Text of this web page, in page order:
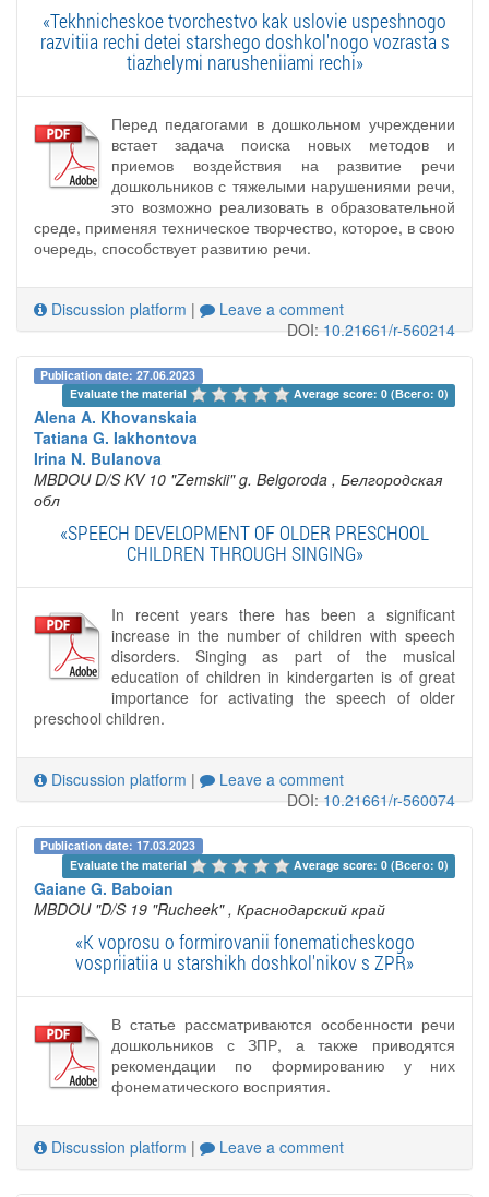
«Tekhnicheskoe tvorchestvo kak uslovie uspeshnogo
razvitiia rechi detei starshego doshkol'nogo vozrasta s
tiazhelymi narusheniiami rechi»
Перед педагогами в дошкольном учреждении
встает задача поиска новых методов и
приемов воздействия на развитие речи
дошкольников с тяжелыми нарушениями речи,
это возможно реализовать в образовательной
среде, применяя техническое творчество, которое, в свою
очередь, способствует развитию речи.
Discussion platform |
Leave a comment
DOI:10.21661/r-560214
Publication date: 27.06.2023
Evaluate the material
Average score: 0 (Всего: 0)
Alena A. Khovanskaia
Tatiana G. Iakhontova
Irina N. Bulanova
MBDOU D/S KV 10 "Zemskii" g. Belgoroda , Белгородская
обл
«SPEECH DEVELOPMENT OF OLDER PRESCHOOL
CHILDREN THROUGH SINGING»
In recent years there has been a significant
increase in the number of children with speech
disorders. Singing as part of the musical
education of children in kindergarten is of great
importance for activating the speech of older
preschool children.
Discussion platform |
Leave a comment
DOI:10.21661/r-560074
Publication date: 17.03.2023
Evaluate the material
Average score: 0 (Всего: 0)
Gaiane G. Baboian
MBDOU "D/S 19 "Rucheek" , Краснодарский край
«K voprosu o formirovanii fonematicheskogo
vospriiatiia u starshikh doshkol'nikov s ZPR»
В статье рассматриваются особенности речи
дошкольников с ЗПР, а также приводятся
рекомендации по формированию у них
фонематического восприятия.
Discussion platform | Leave a comment